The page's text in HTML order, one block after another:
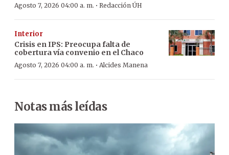
Agosto 7, 2026 04:00 a. m. · Redacción ÚH
Interior
Crisis en IPS: Preocupa falta de
cobertura vía convenio en el Chaco
Agosto 7, 2026 04:00 a. m. · Alcides Manena
Notas más leídas